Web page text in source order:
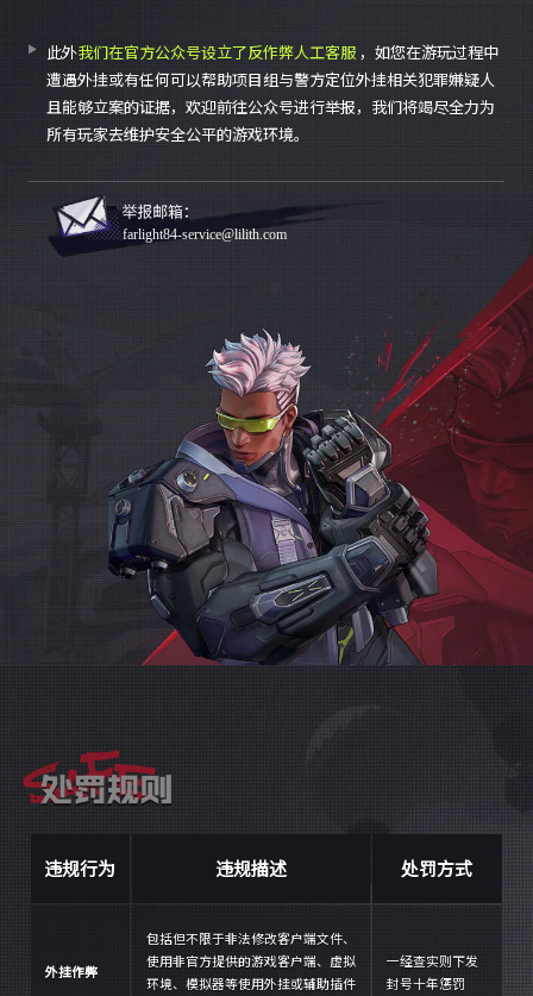
此外我们在官方公众号设立了反作弊人工客服，如您在游玩过程中
遭遇外挂或有任何可以帮助项目组与警方定位外挂相关犯罪嫌疑人
且能够立案的证据，欢迎前往公众号进行举报，我们将竭尽全力为
所有玩家去维护安全公平的游戏环境。
farlight84-service@lilith.com
违规行为 违规描述 处罚方式
外挂作弊
包括但不限于非法修改客户端文件、
使用非官方提供的游戏客户端、虚拟
环境、模拟器等使用外挂或辅助插件
一经查实则下发
封号十年惩罚